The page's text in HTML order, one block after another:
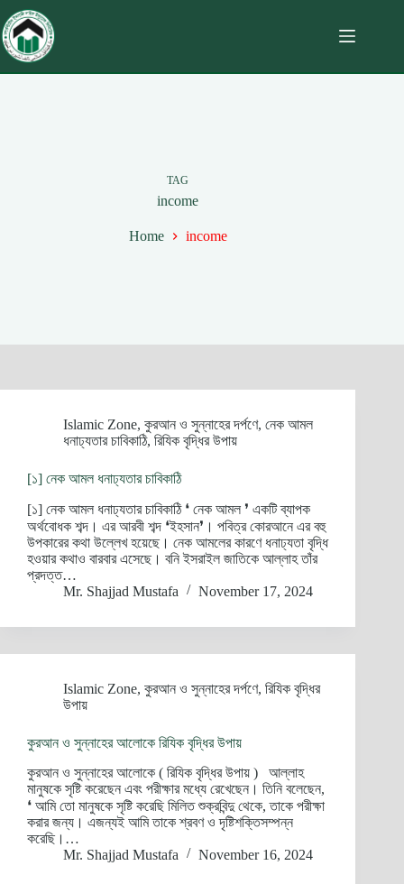
TAG
income
Home income
Islamic Zone, কুরআন ও সুন্নাহের দর্পণে, নেক আমল
ধনাঢ্যতার চাবিকাঠি, রিযিক বৃদ্ধির উপায়
[১] নেক আমল ধনাঢ্যতার চাবিকাঠি
[১] নেক আমল ধনাঢ্যতার চাবিকাঠি ❛ নেক আমল ❜ একটি ব্যাপক
অর্থবোধক শব্দ। এর আরবী শব্দ ❛ইহসান❜। পবিত্র কোরআনে এর বহু
উপকারের কথা উল্লেখ হয়েছে। নেক আমলের কারণে ধনাঢ্যতা বৃদ্ধি
হওয়ার কথাও বারবার এসেছে। বনি ইসরাইল জাতিকে আল্লাহ তাঁর
প্রদত্ত…
Mr. Shajjad Mustafa
November 17, 2024
Islamic Zone, কুরআন ও সুন্নাহের দর্পণে, রিযিক বৃদ্ধির
উপায়
কুরআন ও সুন্নাহের আলোকে রিযিক বৃদ্ধির উপায়
কুরআন ও সুন্নাহের আলোকে ( রিযিক বৃদ্ধির উপায় ) আল্লাহ
মানুষকে সৃষ্টি করেছেন এবং পরীক্ষার মধ্যে রেখেছেন। তিনি বলেছেন,
❛ আমি তো মানুষকে সৃষ্টি করেছি মিলিত শুক্রবিন্দু থেকে, তাকে পরীক্ষা
করার জন্য। এজন্যই আমি তাকে শ্রবণ ও দৃষ্টিশক্তিসম্পন্ন
করেছি।…
Mr. Shajjad Mustafa
November 16, 2024